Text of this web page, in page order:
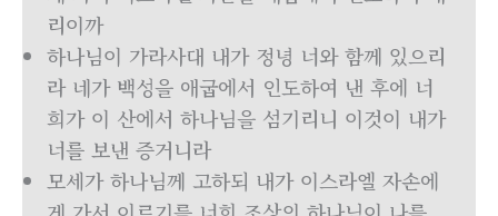
리이까
하나님이 가라사대 내가 정녕 너와 함께 있으리
라 네가 백성을 애굽에서 인도하여 낸 후에 너
희가 이 산에서 하나님을 섬기리니 이것이 내가
너를 보낸 증거니라
모세가 하나님께 고하되 내가 이스라엘 자손에